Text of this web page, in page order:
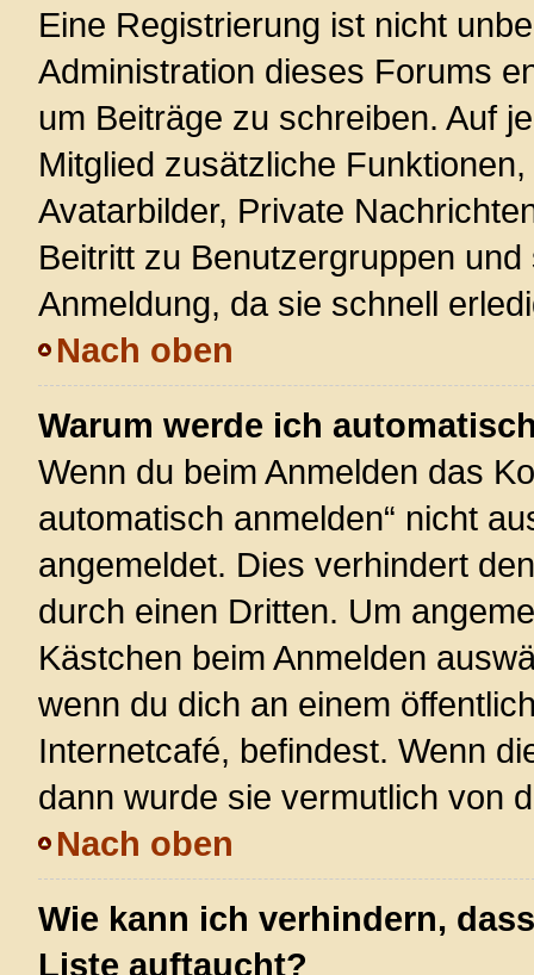
Eine Registrierung ist nicht
Administration dieses Forums
um Beiträge zu schreiben. Auf
Mitglied zusätzliche
Avatarbilder, Private
Beitritt zu Benutzergruppen
Anmeldung, da sie schnell
Nach oben
Warum werde ich
Wenn du beim Anmelden das
automatisch anmelden“ nicht
angemeldet. Dies verhindert
durch einen Dritten. Um
Kästchen beim Anmelden
wenn du dich an einem
Internetcafé, befindest. Wenn
dann wurde sie vermutlich von
Nach oben
Wie kann ich verhindern,
Liste auftaucht?